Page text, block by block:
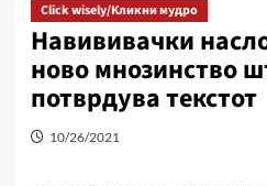
Click wisely/Кликни мудро
Навививачки
ново мнозинство
потврдува текстот
10/26/2021